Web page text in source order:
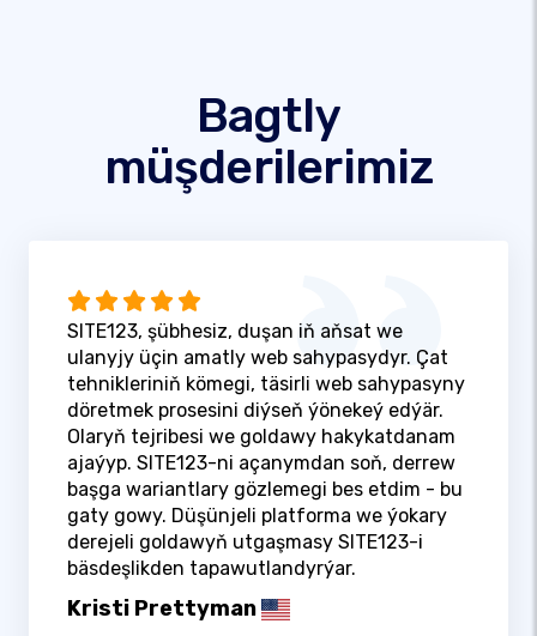
Bagtly
müşderilerimiz
SITE123, şübhesiz, duşan iň aňsat we
ulanyjy üçin amatly web sahypasydyr. Çat
tehnikleriniň kömegi, täsirli web sahypasyny
döretmek prosesini diýseň ýönekeý edýär.
Olaryň tejribesi we goldawy hakykatdanam
ajaýyp. SITE123-ni açanymdan soň, derrew
başga wariantlary gözlemegi bes etdim - bu
gaty gowy. Düşünjeli platforma we ýokary
derejeli goldawyň utgaşmasy SITE123-i
bäsdeşlikden tapawutlandyrýar.
Kristi Prettyman